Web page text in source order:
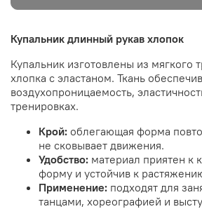
Купальник длинный рукав хлопок
Купальник изготовлены из мягкого
хлопка с эластаном. Ткань
воздухопроницаемость,
тренировках.
Крой: облегающая форма
не сковывает движения.
Удобство: материал приятен к
форму и устойчив к
Применение: подходят для
танцами, хореографией и